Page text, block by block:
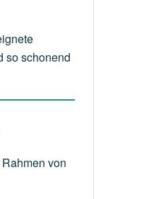
so schonend
von